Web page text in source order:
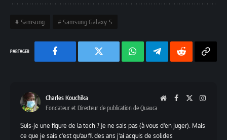
Samsung Samsung Galaxy S
Facebook Twitter
Chaine
TelegramRedditCopy
Charles Kouchika WebsiteFacebook
Fondateur et Directeur de publication de Quauca
Suis-je une figure de la tech ? Je ne sais pas (à vous d'en juger). Mais
ce que je sais c'est qu'au fil des ans j'ai acquis de solides